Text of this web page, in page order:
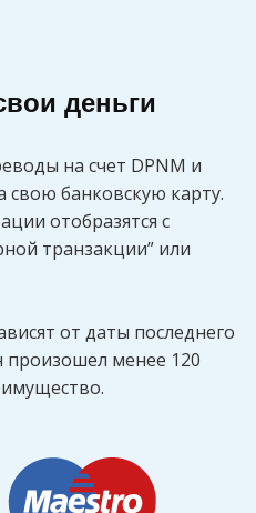
деньги
на счет DPNM и
свою банковскую карту.
отобразятся с
транзакции” или
от даты последнего
произошел менее 120